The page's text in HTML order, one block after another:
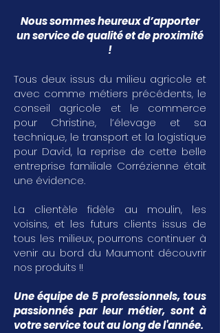
Nous sommes heureux d’apporter
un service de qualité et de proximité
!
Tous deux issus du milieu agricole et
avec comme métiers précédents, le
conseil agricole et le commerce
pour Christine, l’élevage et sa
technique, le transport et la logistique
pour David, la reprise de cette belle
entreprise familiale Corrézienne était
une évidence.
La clientèle fidèle au moulin, les
voisins, et les futurs clients issus de
tous les milieux, pourrons continuer à
venir au bord du Maumont découvrir
nos produits !!
Une équipe de 5 professionnels, tous
passionnés par leur métier, sont à
votre service tout au long de l'année.